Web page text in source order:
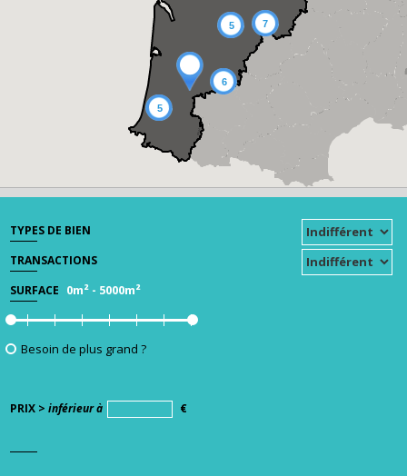
5
7
6
5
TYPES DE BIEN
TRANSACTIONS
SURFACE 0m² - 5000m²
Besoin de plus grand ?
PRIX > inférieur à €